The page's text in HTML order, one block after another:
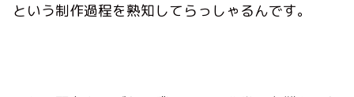
という制作過程を熟知してらっしゃるんです。